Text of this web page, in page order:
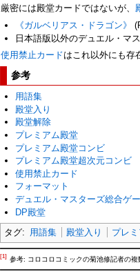
厳密には殿堂カードではないが、
《ガルベリアス・ドラゴン》
日本語版以外のデュエル・マ
使用禁止カードはこれ以外にも存
参考
用語集
殿堂入り
殿堂解除
プレミアム殿堂
プレミアム殿堂コンビ
プレミアム殿堂超次元コンビ
使用禁止カード
フォーマット
デュエル・マスターズ総合ゲ
DP殿堂
タグ: 用語集 殿堂入り プレ
[1] 参考: コロコロコミックの菊池修記者の複